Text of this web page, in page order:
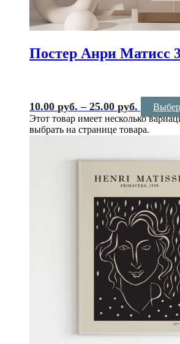
Постер Анри Матисс
10.00 руб. – 25.00 руб.
Этот товар имеет несколько
выбрать на странице товара.